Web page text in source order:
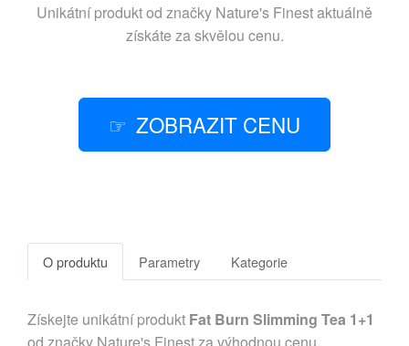
Unikátní produkt od značky Nature's Finestaktuálně
získáte za skvělou cenu.
ZOBRAZIT CENU
O produktu Parametry Kategorie
Získejte unikátní produkt Fat Burn Slimming Tea 1+1
od značky Nature's Finest za výhodnou cenu.